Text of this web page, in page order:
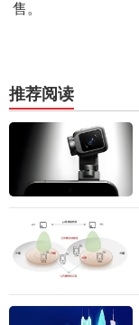
售。
推荐阅读